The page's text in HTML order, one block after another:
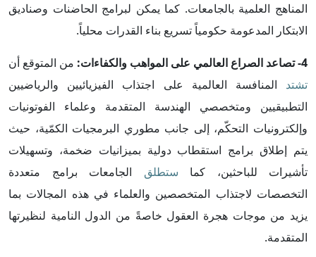
المناهج العلمية بالجامعات. كما يمكن لبرامج الحاضنات وصناديق
الابتكار المدعومة حكومياً تسريع بناء القدرات محلياً.
4- تصاعد الصراع العالمي على المواهب والكفاءات:
من المتوقع أن
تشتد المنافسة العالمية على اجتذاب الفيزيائيين والرياضيين
التطبيقيين ومتخصصي الهندسة المتقدمة وعلماء الفوتونيات
وإلكترونيات التحكّم، إلى جانب مطوري البرمجيات الكمّية، حيث
يتم إطلاق برامج استقطاب دولية بميزانيات ضخمة، وتسهيلات
تأشيرات للباحثين، كما ستطلق الجامعات برامج متعددة
التخصصات لاجتذاب المتخصصين والعلماء في هذه المجالات بما
يزيد من موجات هجرة العقول خاصةً من الدول النامية لنظيرتها
المتقدمة.